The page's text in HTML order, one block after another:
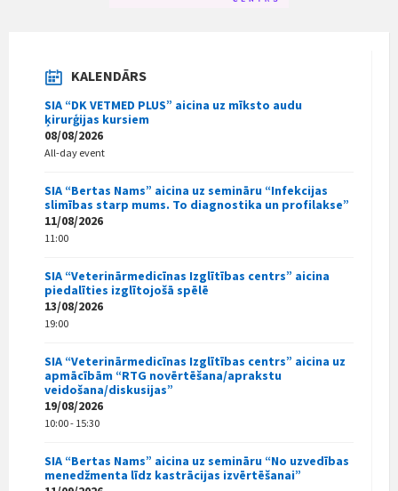
KALENDĀRS
SIA “DK VETMED PLUS” aicina uz mīksto audu
ķirurģijas kursiem
08/08/2026
All-day event
SIA “Bertas Nams” aicina uz semināru “Infekcijas
slimības starp mums. To diagnostika un profilakse”
11/08/2026
11:00
SIA “Veterinārmedicīnas Izglītības centrs” aicina
piedalīties izglītojošā spēlē
13/08/2026
19:00
SIA “Veterinārmedicīnas Izglītības centrs” aicina uz
apmācībām “RTG novērtēšana/aprakstu
veidošana/diskusijas”
19/08/2026
10:00 - 15:30
SIA “Bertas Nams” aicina uz semināru “No uzvedības
menedžmenta līdz kastrācijas izvērtēšanai”